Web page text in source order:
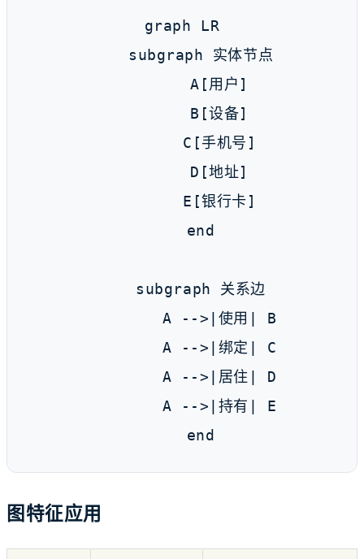
graph LR
    subgraph 实体节点
        A[用户]
        B[设备]
        C[手机号]
        D[地址]
        E[银行卡]
    end
    subgraph 关系边
        A -->|使用| B
        A -->|绑定| C
        A -->|居住| D
        A -->|持有| E
    end
图特征应用